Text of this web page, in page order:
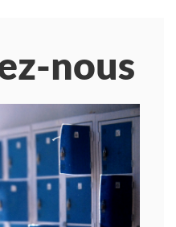
nous